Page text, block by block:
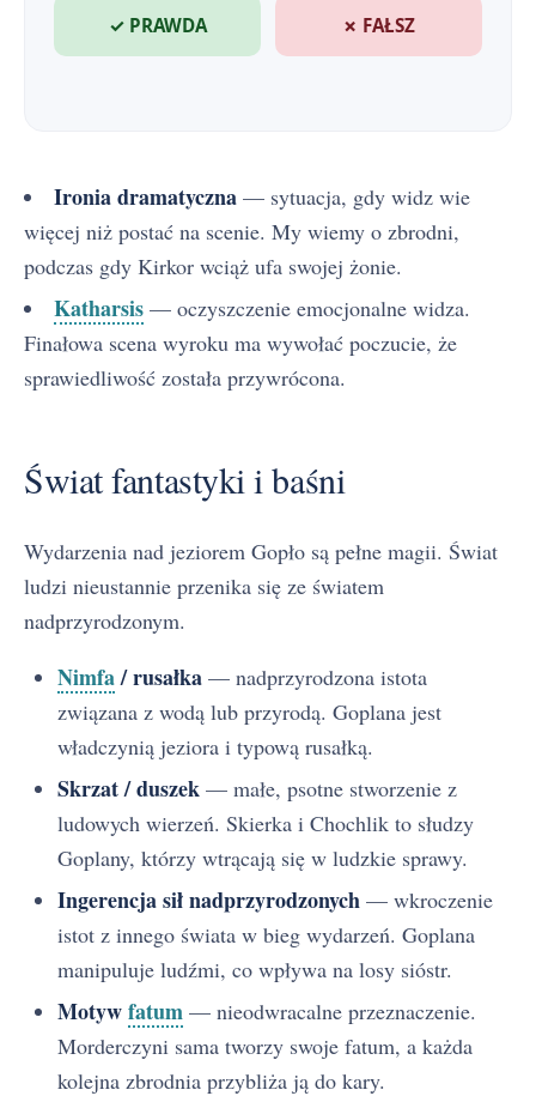
✓ PRAWDA ✗ FAŁSZ
Ironia dramatyczna — sytuacja, gdy widz wie
więcej niż postać na scenie. My wiemy o zbrodni,
podczas gdy Kirkor wciąż ufa swojej żonie.
Katharsis — oczyszczenie emocjonalne widza.
Finałowa scena wyroku ma wywołać poczucie, że
sprawiedliwość została przywrócona.
Świat fantastyki i baśni
Wydarzenia nad jeziorem Gopło są pełne magii. Świat
ludzi nieustannie przenika się ze światem
nadprzyrodzonym.
Nimfa/ rusałka — nadprzyrodzona istota
związana z wodą lub przyrodą. Goplana jest
władczynią jeziora i typową rusałką.
Skrzat / duszek — małe, psotne stworzenie z
ludowych wierzeń. Skierka i Chochlik to słudzy
Goplany, którzy wtrącają się w ludzkie sprawy.
Ingerencja sił nadprzyrodzonych — wkroczenie
istot z innego świata w bieg wydarzeń. Goplana
manipuluje ludźmi, co wpływa na losy sióstr.
Motywfatum — nieodwracalne przeznaczenie.
Morderczyni sama tworzy swoje fatum, a każda
kolejna zbrodnia przybliża ją do kary.